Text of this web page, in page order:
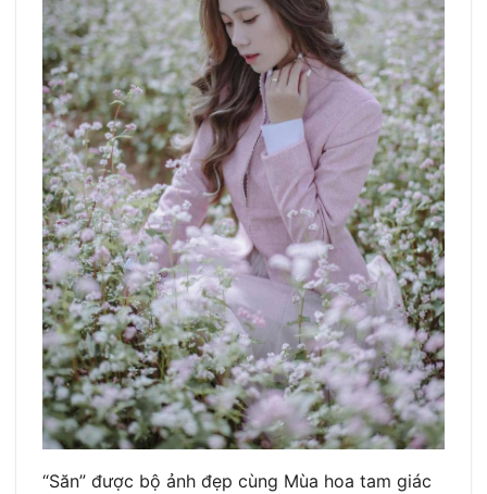
“Săn” được bộ ảnh đẹp cùng Mùa hoa tam giác